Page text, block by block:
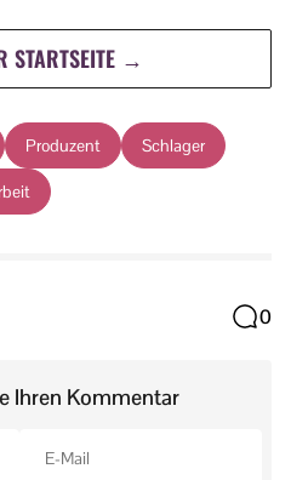
STARTSEITE →
Produzent Schlager
0
Ihren Kommentar